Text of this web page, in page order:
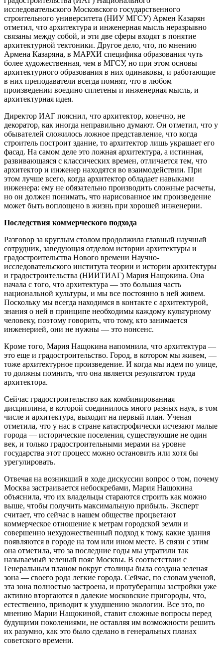
исследовательского Московского государственного
строительного университета (НИУ МГСУ) Армен Казарян
отметил, что архитектура и инженерная мысль неразрывно
связаны между собой, и эти две сферы входят в понятие
архитектурной тектоники. Другое дело, что, по мнению
Армена Казаряна, в МАРХИ специфика образования чуть
более художественная, чем в МГСУ, но при этом основы
архитектурного образования в них одинаковы, и работающие
в них преподаватели всегда помнят, что в любом
произведении воедино сплетены и инженерная мысль, и
архитектурная идея.
Директор ИАГ пояснил, что архитектор, конечно, не
декоратор, как иногда неправильно думают. Он отметил, что у
обывателей сложилось ложное представление, что когда
строитель построит здание, то архитектор лишь украшает его
фасад. На самом деле это ложная архитектура, а истинная,
развивающаяся с классических времен, отличается тем, что
архитектор и инженер находятся во взаимодействии. При
этом лучше всего, когда архитектор обладает навыками
инженера: ему не обязательно производить сложные расчеты,
но он должен понимать, что нарисованное им произведение
может быть воплощено в жизнь при хорошей инженерии.
Последствия коммерческого подхода
Разговор за круглым столом продолжила главный научный
сотрудник, заведующая отделом истории архитектуры и
градостроительства Нового времени Научно-
исследовательского института теории и истории архитектуры
и градостроительства (НИИТИАГ) Мария Нащокина. Она
начала с того, что архитектура — это большая часть
национальной культуры, и мы все постоянно в ней живем.
Поскольку мы всегда находимся в контакте с архитектурой,
знания о ней в принципе необходимы каждому культурному
человеку, поэтому говорить, что тому, кто занимается
инженерией, они не нужны — это нонсенс.
Кроме того, Мария Нащокина напомнила, что архитектура —
это еще и градостроительство. Город, в котором мы живем, —
тоже архитектурное произведение. И когда мы идем по улице,
то должны помнить, что она является результатом труда
архитектора.
Сейчас градостроительство как комбинированная
дисциплина, в которой соединилось много разных наук, в том
числе и архитектура, выходит на первый план. Ученая
отметила, что у нас в стране катастрофически исчезают малые
города — исторические поселения, существующие не один
век, и только градостроительными мерами на уровне
государства этот процесс можно остановить или хотя бы
урегулировать.
Отвечая на возникший в ходе дискуссии вопрос о том, почему
Москва застраивается небоскребами, Мария Нащокина
объяснила, что их владельцы стараются строить как можно
выше, чтобы получить максимальную прибыль. Эксперт
считает, что сейчас в нашем обществе процветают
коммерческое отношение к метрам городской земли и
совершенно нехудожественный подход к тому, какие здания
появляются в городе на том или ином месте. В связи с этим
она отметила, что за последние годы мы утратили так
называемый зеленый пояс Москвы. В соответствии с
Генеральным планом вокруг столицы была создана зеленая
зона — своего рода легкие города. Сейчас, по словам ученой,
эта зона полностью застроена, и протуберанцы застройки уже
активно вторгаются в далекие московские пригороды, что,
естественно, приводит к ухудшению экологии. Все это, по
мнению Марии Нащокиной, ставит сложные вопросы перед
будущими поколениями, не оставляя им возможности решить
их разумно, как это было сделано в генеральных планах
советского времени.